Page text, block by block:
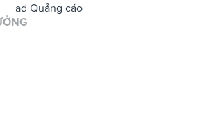
ad Quảng cáo